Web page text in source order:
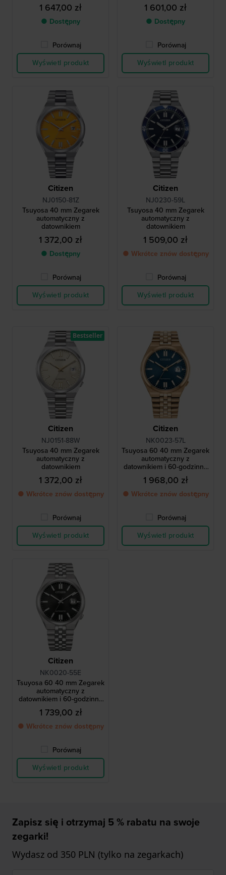
1 647,00 zł
● Dostępny
Porównaj
Wyświetl produkt
1 601,00 zł
● Dostępny
Porównaj
Wyświetl produkt
Citizen
NJ0150-81Z
Tsuyosa 40 mm Zegarek
automatyczny z
datownikiem
1 372,00 zł
● Dostępny
Porównaj
Wyświetl produkt
Citizen
NJ0230-59L
Tsuyosa 40 mm Zegarek
automatyczny z
datownikiem
1 509,00 zł
● Wkrótce znów dostępny
Porównaj
Wyświetl produkt
Citizen
NJ0151-88W
Tsuyosa 40 mm Zegarek
automatyczny z
datownikiem
1 372,00 zł
● Wkrótce znów dostępny
Porównaj
Wyświetl produkt
Bestseller
Citizen
NK0023-57L
Tsuyosa 60 40 mm Zegarek
automatyczny z
datownikiem i 60-godzinną
rezerwą mocy
1 968,00 zł
● Wkrótce znów dostępny
Porównaj
Wyświetl produkt
Citizen
NK0020-55E
Tsuyosa 60 40 mm Zegarek
automatyczny z
datownikiem i 60-godzinną
rezerwą mocy
1 739,00 zł
● Wkrótce znów dostępny
Porównaj
Wyświetl produkt
Zapisz się i otrzymaj 5 % rabatu na swoje
zegarki!
Wydasz od 350 PLN (tylko na zegarkach)